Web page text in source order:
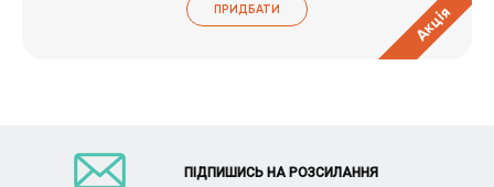
ПРИДБАТИ Акція
ПІДПИШИСЬ НА РОЗСИЛАННЯ